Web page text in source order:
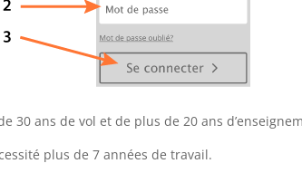
30 ans de vol et de plus de 20 ans
plus de 7 années de travail.